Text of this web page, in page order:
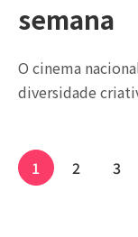
semana
O cinema
diversidade
1 2 3